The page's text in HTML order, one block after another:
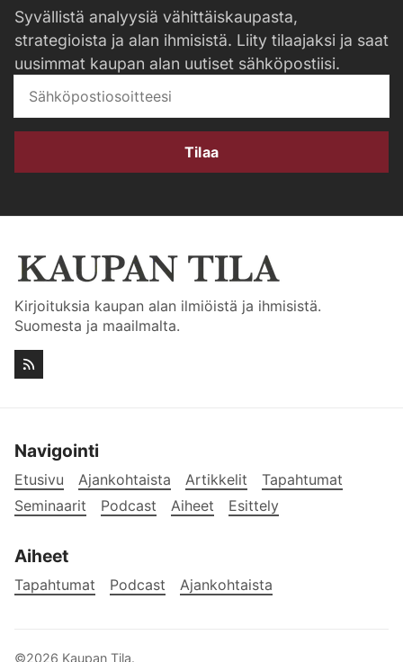
Syvällistä analyysiä vähittäiskaupasta,
strategioista ja alan ihmisistä. Liity tilaajaksi ja saat
uusimmat kaupan alan uutiset sähköpostiisi.
Tilaa
Kirjoituksia kaupan alan ilmiöistä ja ihmisistä.
Suomesta ja maailmalta.
Navigointi
Etusivu Ajankohtaista Artikkelit
Tapahtumat
Seminaarit
Podcast Aiheet Esittely
Aiheet
Tapahtumat Podcast Ajankohtaista
©2026 Kaupan Tila.